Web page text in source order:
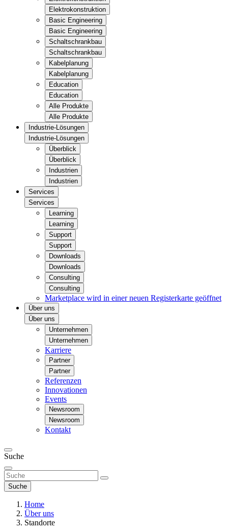
Elektrokonstruktion
Basic Engineering
Basic Engineering
Schaltschrankbau
Schaltschrankbau
Kabelplanung
Kabelplanung
Education
Education
Alle Produkte
Alle Produkte
Industrie-Lösungen
Industrie-Lösungen
Überblick
Überblick
Industrien
Industrien
Services
Services
Learning
Learning
Support
Support
Downloads
Downloads
Consulting
Consulting
Marketplace wird in einer neuen Registerkarte geöffnet
Über uns
Über uns
Unternehmen
Unternehmen
Karriere
Partner
Partner
Referenzen
Innovationen
Events
Newsroom
Newsroom
Kontakt
Suche
Suche
Home
Über uns
Standorte